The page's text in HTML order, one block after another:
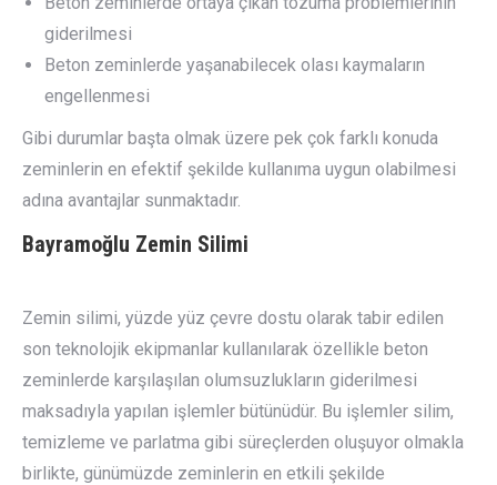
giderilmesi
Beton zeminlerde yaşanabilecek olası kaymaların
engellenmesi
Gibi durumlar başta olmak üzere pek çok farklı konuda
zeminlerin en efektif şekilde kullanıma uygun olabilmesi
adına avantajlar sunmaktadır.
Bayramoğlu Zemin Silimi
Zemin silimi, yüzde yüz çevre dostu olarak tabir edilen
son teknolojik ekipmanlar kullanılarak özellikle beton
zeminlerde karşılaşılan olumsuzlukların giderilmesi
maksadıyla yapılan işlemler bütünüdür. Bu işlemler silim,
temizleme ve parlatma gibi süreçlerden oluşuyor olmakla
birlikte, günümüzde zeminlerin en etkili şekilde